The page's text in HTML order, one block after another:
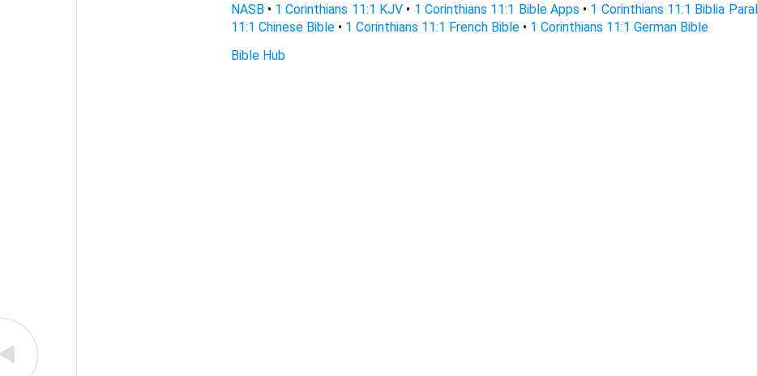
NASB • 1 Corinthians 11:1 KJV • 1 Corinthians 11:1 Bible Apps • 1 Corinthians 11:1 Biblia
11:1 Chinese Bible• 1 Corinthians 11:1 French Bible• 1 Corinthians 11:1 German Bible
Bible Hub